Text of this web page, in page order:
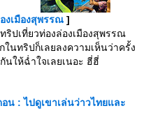
งเมืองสุพรรณ ]
ปเที่ยวท่องล่องเมืองสุพรรณ
นทริปก็เลยลงความเห็นว่าครั้ง
ให้ฉ่ำใจเลยเนอะ ฮี่ฮี่
น : ไปดูเขาเล่นว่าวไทยและ